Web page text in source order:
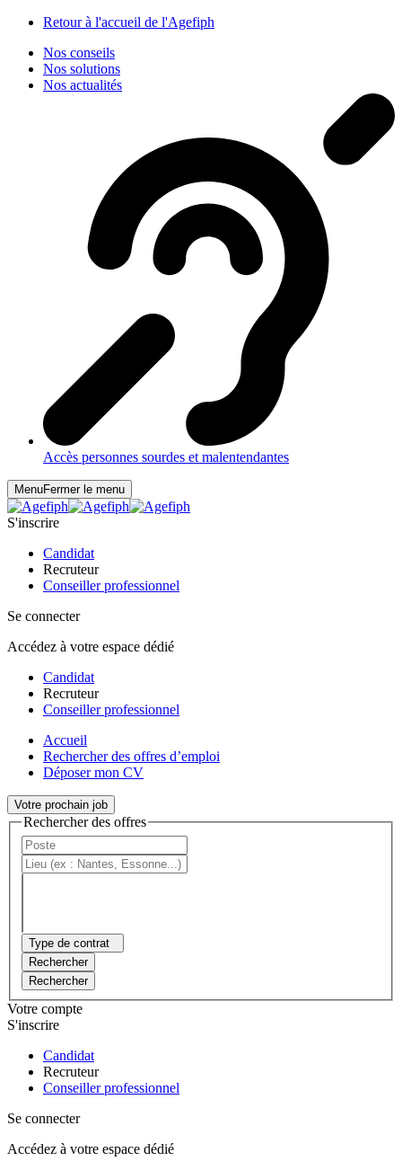
Retour à l'accueil de l'Agefiph
Nos conseils
Nos solutions
Nos actualités
Accès personnes sourdes et malentendantes
MenuFermer le menu
S'inscrire
Candidat
Recruteur
Conseiller professionnel
Se connecter
Accédez à votre espace dédié
Candidat
Recruteur
Conseiller professionnel
Accueil
Rechercher des offres d’emploi
Déposer mon CV
Votre prochain job
Rechercher des offres
Type de contrat
Rechercher
Rechercher
Votre compte
S'inscrire
Candidat
Recruteur
Conseiller professionnel
Se connecter
Accédez à votre espace dédié